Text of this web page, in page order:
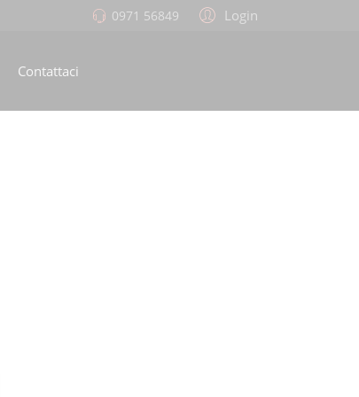
Login
0971 56849
Contattaci